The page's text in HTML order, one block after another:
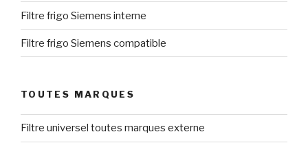
Filtre frigo Siemens interne
Filtre frigo Siemens compatible
TOUTES MARQUES
Filtre universel toutes marques externe